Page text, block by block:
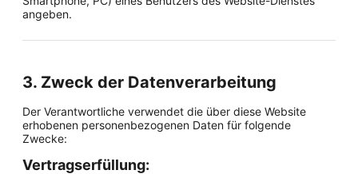
angeben.
3. Zweck der Datenverarbeitung
Der Verantwortliche verwendet die über diese Website
erhobenen personenbezogenen Daten für folgende
Zwecke:
Vertragserfüllung: